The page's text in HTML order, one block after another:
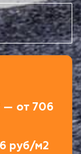
— от 706
руб/м2